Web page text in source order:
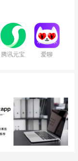
腾讯元宝 爱聊